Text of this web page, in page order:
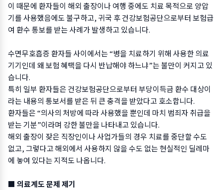
이 때문에 환자들이 해외 출장이나 여행 중에도 치료 목적으로 양압
기를 사용했음에도 불구하고, 귀국 후 건강보험공단으로부터 보험급
여 환수 통보를 받는 사례가 발생하고 있습니다.
수면무호흡증 환자들 사이에서는 “병을 치료하기 위해 사용한 의료
기기인데 왜 보험 혜택을 다시 반납해야 하느냐”는 불만이 커지고 있
습니다.
특히 일부 환자들은 건강보험공단으로부터 부당이득금 환수 대상이
라는 내용의 통보서를 받은 뒤 큰 충격을 받았다고 호소합니다.
환자들은 “의사의 처방에 따라 사용했을 뿐인데 마치 범죄자 취급을
받는 기분”이라며 강한 불만을 나타내고 있습니다.
해외 출장이 잦은 직장인이나 사업가들의 경우 치료를 중단할 수도
없고, 그렇다고 해외에서 사용하지 않을 수도 없는 현실적인 딜레마
에 놓여 있다는 지적도 나옵니다.
■ 의료계도 문제 제기